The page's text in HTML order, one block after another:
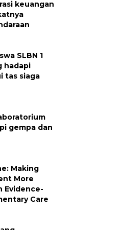
keuangan
SLBN 1
hadapi
tas siaga
gempa dan
Making
More
Evidence-
Care